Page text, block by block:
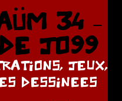
34 –
JO99
JEUX,
DESSINEES